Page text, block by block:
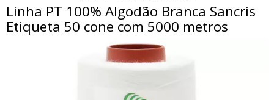
Linha PT 100% Algodão Branca Sancris
Etiqueta 50 cone com 5000 metros